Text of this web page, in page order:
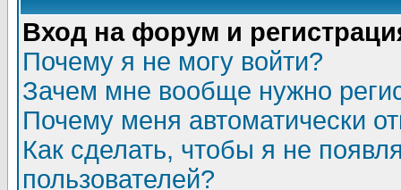
Вход на форум и
Почему я не могу войти?
Зачем мне вообще нужно
Почему меня автоматически
Как сделать, чтобы я не
пользователей?